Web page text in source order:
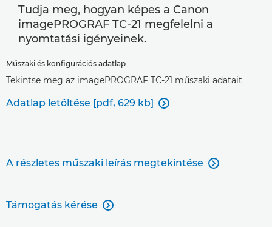
Tudja meg, hogyan képes a Canon
imagePROGRAF TC-21 megfelelni a
nyomtatási igényeinek.
Műszaki és konfigurációs adatlap
Tekintse meg az imagePROGRAF TC-21 műszaki adatait
Adatlap letöltése [pdf, 629 kb] 
A részletes műszaki leírás megtekintése 
Támogatás kérése 